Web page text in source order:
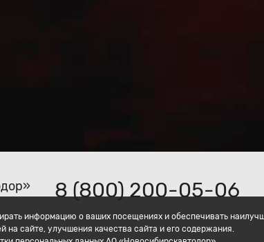
8 (800) 200-05-06
информацию о ваших посещениях и обеспечивать
сайте, улучшения качества сайта и его содержания.